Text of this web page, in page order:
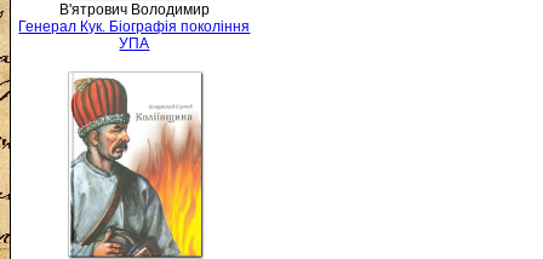
В'ятрович Володимир
Генерал Кук. Біографія покоління
УПА